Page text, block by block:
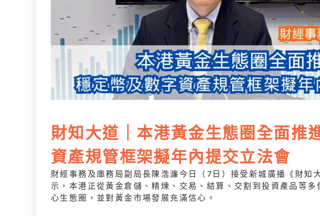
財知大道｜本港黃金生態圈全面推
資產規管框架擬年內提交立法會
財經事務及庫務局副局長陳浩濂今日（7日）接受新城廣播《財知
示，本港正從黃金倉儲、精煉、交易、結算、交割到投資產品等
心生態圈，並對黃金市場發展充滿信心。